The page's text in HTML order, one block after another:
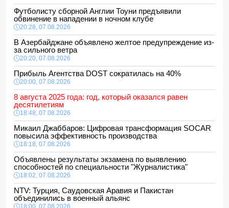
Футболисту сборной Англии Тоуни предъявили
обвинение в нападении в ночном клубе
20:28, 07.08.2026
В Азербайджане объявлено желтое предупреждение из-
за сильного ветра
20:20, 07.08.2026
Прибыль Агентства DOST сократилась на 40%
20:00, 07.08.2026
8 августа 2025 года: год, который оказался равен
десятилетиям
18:48, 07.08.2026
Микаил Джаббаров: Цифровая трансформация SOCAR
повысила эффективность производства
18:18, 07.08.2026
Объявлены результаты экзамена по выявлению
способностей по специальности "Журналистика"
18:02, 07.08.2026
NTV: Турция, Саудовская Аравия и Пакистан
объединились в военный альянс
18:00, 07.08.2026